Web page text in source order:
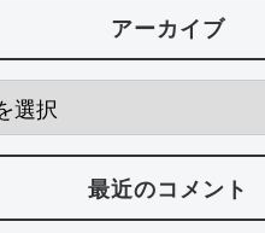
アーカイブ
最近のコメント